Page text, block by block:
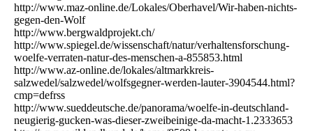
http://www.maz-online.de/Lokales/Oberhavel/Wir-haben-nichts-
gegen-den-Wolf
http://www.bergwaldprojekt.ch/
http://www.spiegel.de/wissenschaft/natur/verhaltensforschung-
woelfe-verraten-natur-des-menschen-a-855853.html
http://www.az-online.de/lokales/altmarkkreis-
salzwedel/salzwedel/wolfsgegner-werden-lauter-3904544.html?
cmp=defrss
http://www.sueddeutsche.de/panorama/woelfe-in-deutschland-
neugierig-gucken-was-dieser-zweibeinige-da-macht-1.2333653